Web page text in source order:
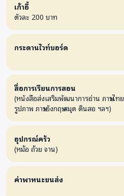
เก้าอี้
ตัวละ 200 บาท
กระดานไวท์บอร์ด
สื่อการเรียนการสอน
(หนังสือส่งเสริมพัฒนาการอ่าน ภาษาไทย
รูปภาพ ภาษาอังกฤษ สมุด ดินสอ ฯลฯ)
อุปกรณ์ครัว
(หม้อ ถ้วย จาน)
ค่าพาหนะขนส่ง